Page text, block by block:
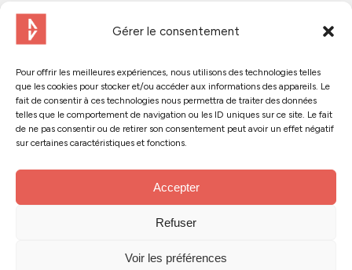
Gérer le consentement
Pour offrir les meilleures expériences, nous utilisons des technologies telles
que les cookies pour stocker et/ou accéder aux informations des appareils. Le
fait de consentir à ces technologies nous permettra de traiter des données
telles que le comportement de navigation ou les ID uniques sur ce site. Le fait
de ne pas consentir ou de retirer son consentement peut avoir un effet négatif
sur certaines caractéristiques et fonctions.
Accepter
Refuser
Voir les préférences
Contactez-nous
Suivez-nous :
© 2024 - Action Tank
Mentions légales